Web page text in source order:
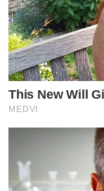
This New Will
MEDVI